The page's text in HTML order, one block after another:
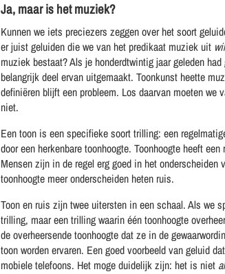
Ja, maar is het muziek?
Kunnen we iets preciezers zeggen over het soort
er juist geluiden die we van het predikaat muziek uit
muziek bestaat? Als je honderdtwintig jaar geleden
belangrijk deel ervan uitgemaakt. Toonkunst heette
definiëren blijft een probleem. Los daarvan moeten
niet.
Een toon is een specifieke soort trilling: een
door een herkenbare toonhoogte. Toonhoogte heeft
Mensen zijn in de regel erg goed in het
toonhoogte meer onderscheiden heten ruis.
Toon en ruis zijn twee uitersten in een schaal. Als we
trilling, maar een trilling waarin één toonhoogte
de overheersende toonhoogte dat ze in de
toon worden ervaren. Een goed voorbeeld van geluid
mobiele telefoons. Het moge duidelijk zijn: het is niet